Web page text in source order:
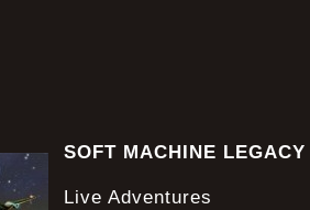
SOFT MACHINE LEGACY
Live Adventures